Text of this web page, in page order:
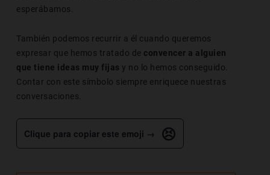
esperábamos.
También podemos recurrir a él cuando queremos
expresar que hemos tratado de convencer a alguien
que tiene ideas muy fijas y no lo hemos conseguido.
Contar con este símbolo siempre enriquece nuestras
conversaciones.
Clique para copiar este emoji → 😣